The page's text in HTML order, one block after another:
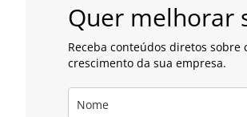
Quer melhorar
Receba conteúdos diretos
crescimento da sua empresa.